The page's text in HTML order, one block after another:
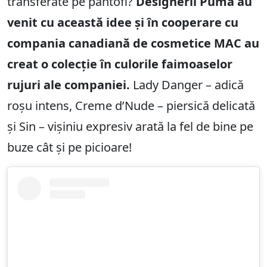
venit cu această idee și în cooperare cu
compania canadiană de cosmetice MAC au
creat o colecție în culorile faimoaselor
rujuri ale companiei. Lady Danger – adică
roșu intens, Creme d’Nude – piersică delicată
și Sin – vișiniu expresiv arată la fel de bine pe
buze cât și pe picioare!